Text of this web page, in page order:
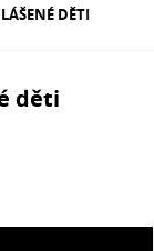
DĚTI
děti